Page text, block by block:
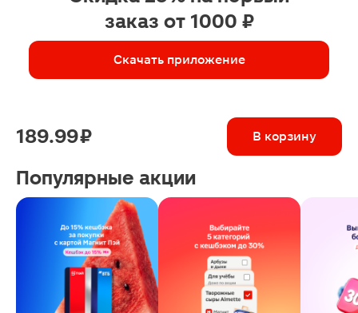
заказ от 1000 ₽
Скачать приложение
189.99 ₽ В корзину
Популярные акции